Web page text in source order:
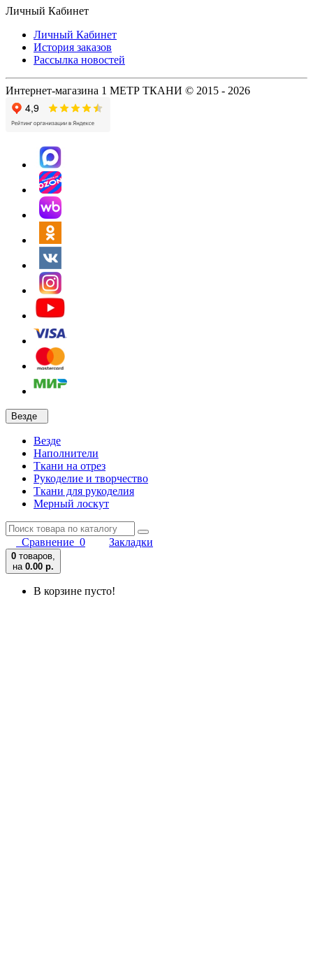
Личный Кабинет
Личный Кабинет
История заказов
Рассылка новостей
Интернет-магазина 1 МЕТР ТКАНИ © 2015 - 2026
Везде
Везде
Наполнители
Ткани на отрез
Рукоделие и творчество
Ткани для рукоделия
Мерный лоскут
Сравнение 0 Закладки
0 товаров,
на 0.00 р.
В корзине пусто!